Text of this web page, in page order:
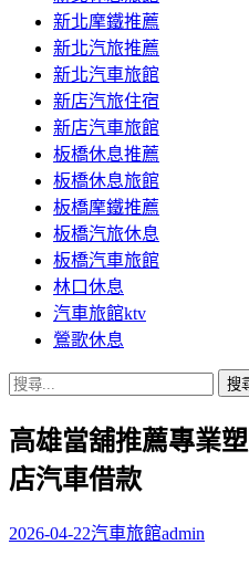
新北摩鐵推薦
新北汽旅推薦
新北汽車旅館
新店汽旅住宿
新店汽車旅館
板橋休息推薦
板橋休息旅館
板橋摩鐵推薦
板橋汽旅休息
板橋汽車旅館
林口休息
汽車旅館ktv
鶯歌休息
搜
關
鍵
字:
高雄當舖推薦專業
店汽車借款
2026-04-22汽車旅館admin